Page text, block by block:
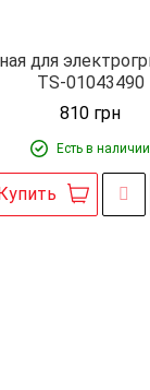
для
TS-01043490
810 грн
Есть в наличии